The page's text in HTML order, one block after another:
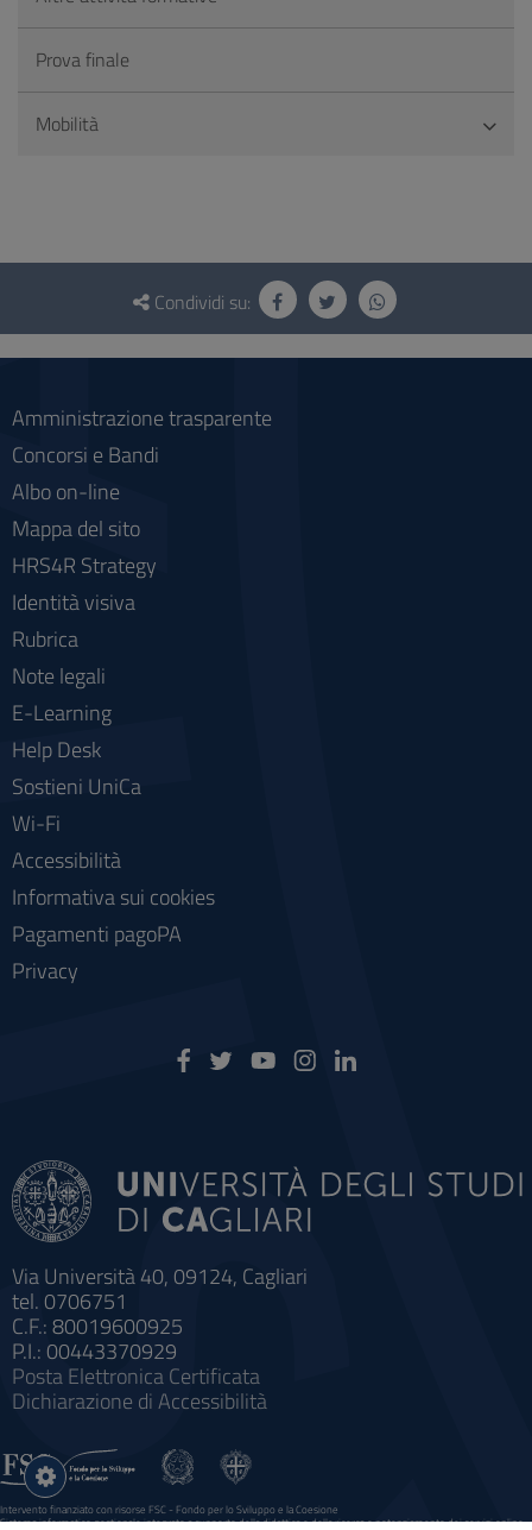
Prova finale
Mobilità
Questionario
social
Condividi su:
Via Università 40, 09124, Cagliari
tel. 0706751
C.F.: 80019600925
P.I.: 00443370929
Posta Elettronica Certificata
Dichiarazione di Accessibilità
Amministrazione trasparente
Concorsi e Bandi
Albo on-line
Mappa del sito
HRS4R Strategy
Identità visiva
Rubrica
Note legali
E-Learning
Help Desk
Sostieni UniCa
Wi-Fi
Accessibilità
Informativa sui cookies
Pagamenti pagoPA
Privacy
Intervento finanziato con risorse FSC - Fondo per lo Sviluppo e la Coesione
Sistema informatico gestionale integrato a supporto della didattica e della ricerca e potenziamento dei servizi online
Impostazioni
cookie